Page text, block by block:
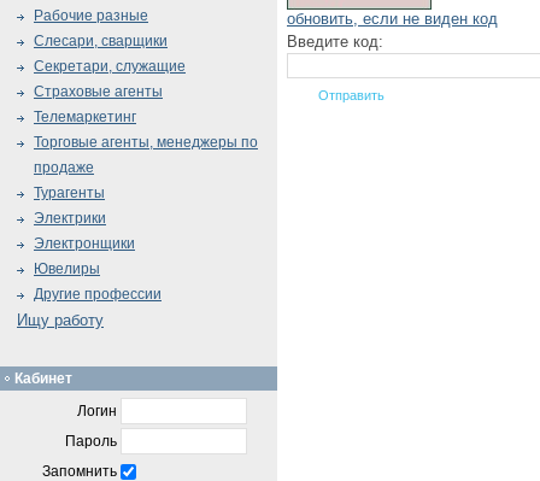
обновить, если не виден код
Введите код:
Рабочие разные
Слесари, сварщики
Секретари, служащие
Страховые агенты
Телемаркетинг
Торговые агенты, менеджеры по
продаже
Турагенты
Электрики
Электронщики
Ювелиры
Другие профессии
Ищу работу
Кабинет
Логин
Пароль
Запомнить